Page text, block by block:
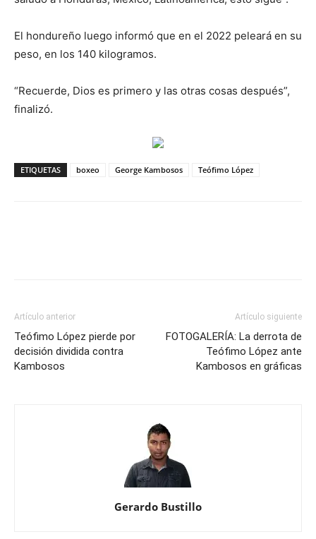
El hondureño luego informó que en el 2022 peleará en su
peso, en los 140 kilogramos.
“Recuerde, Dios es primero y las otras cosas después”,
finalizó.
ETIQUETAS boxeo George Kambosos Teófimo López
Artículo anterior
Teófimo López pierde por
decisión dividida contra
Kambosos
Artículo siguiente
FOTOGALERÍA: La derrota de
Teófimo López ante
Kambosos en gráficas
Gerardo Bustillo